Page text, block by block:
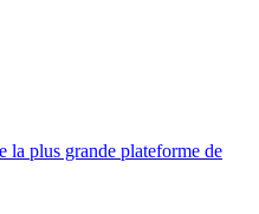
plus grande plateforme de